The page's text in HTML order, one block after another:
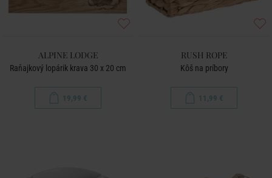
ALPINE LODGE
Raňajkový lopárik krava 30 x 20 cm
19,99 €
RUSH ROPE
Kôš na príbory
11,99 €